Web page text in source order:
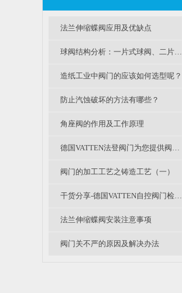
法兰伸缩蝶阀应用及优缺点
球阀结构分析：一片式球阀、二片式球阀和三片式球阀的区别
造纸工业中阀门的应该如何选型呢？
防止汽蚀破坏的方法有哪些？
角座阀的作用及工作原理
德国VATTEN法登阀门为您提供阀门采购时的注意事项
阀门的加工工艺之铸造工艺（一）
干货分享-德国VATTEN自控阀门检修规程（一）
法兰伸缩蝶阀安装注意事项
阀门关不严的原因及解决办法